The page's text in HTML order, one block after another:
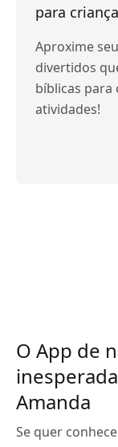
para
Aproxime
divertidos
bíblicas para
atividades!
O App de
Amanda
Se quer